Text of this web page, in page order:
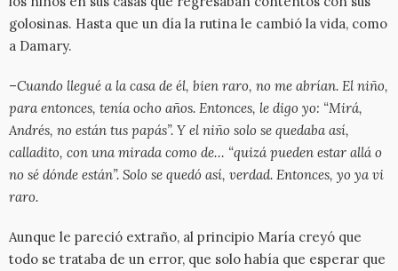
golosinas. Hasta que un día la rutina le cambió la vida, como
a Damary.
–Cuando llegué a la casa de él, bien raro, no me abrían. El niño,
para entonces, tenía ocho años. Entonces, le digo yo: “Mirá,
Andrés, no están tus papás”. Y el niño solo se quedaba así,
calladito, con una mirada como de… “quizá pueden estar allá o
no sé dónde están”. Solo se quedó así, verdad. Entonces, yo ya vi
raro.
Aunque le pareció extraño, al principio María creyó que
todo se trataba de un error, que solo había que esperar que